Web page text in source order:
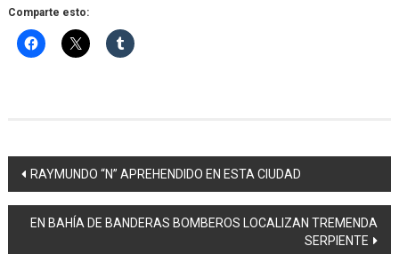
Comparte esto:
Navegación
de
entradas
RAYMUNDO “N” APREHENDIDO EN ESTA CIUDAD
EN BAHÍA DE BANDERAS BOMBEROS LOCALIZAN TREMENDA
SERPIENTE